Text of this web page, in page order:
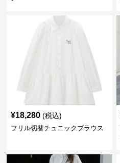
¥18,280 (税込)
フリル切替チュニックブラウス